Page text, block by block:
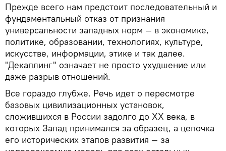
Прежде всего нам предстоит последовательный и
фундаментальный отказ от признания
универсальности западных норм — в экономике,
политике, образовании, технологиях, культуре,
искусстве, информации, этике и так далее.
"Декаплинг" означает не просто ухудшение или
даже разрыв отношений.
Все гораздо глубже. Речь идет о пересмотре
базовых цивилизационных установок,
сложившихся в России задолго до ХХ века, в
которых Запад принимался за образец, а цепочка
его исторических этапов развития — за